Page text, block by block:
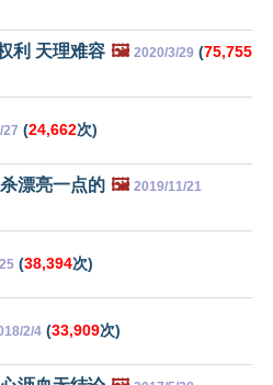
利 天理难容 🖼️ 2020/3/29 (75,755
27 (24,662次)
漂亮一点的 🖼️ 2019/11/21
(38,394次)
2/4 (33,909次)